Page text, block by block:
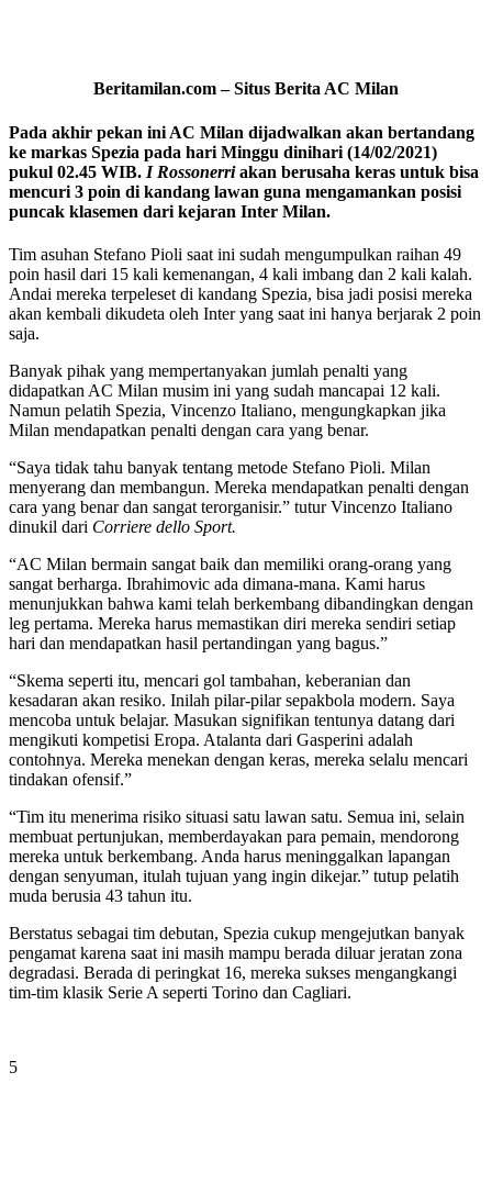
Beritamilan.com – Situs Berita AC Milan
Pada akhir pekan ini AC Milan dijadwalkan akan bertandang
ke markas Spezia pada hari Minggu dinihari (14/02/2021)
pukul 02.45 WIB. I Rossonerriakan berusaha keras untuk bisa
mencuri 3 poin di kandang lawan guna mengamankan posisi
puncak klasemen dari kejaran Inter Milan.
Tim asuhan Stefano Pioli saat ini sudah mengumpulkan raihan 49
poin hasil dari 15 kali kemenangan, 4 kali imbang dan 2 kali kalah.
Andai mereka terpeleset di kandang Spezia, bisa jadi posisi mereka
akan kembali dikudeta oleh Inter yang saat ini hanya berjarak 2 poin
saja.
Banyak pihak yang mempertanyakan jumlah penalti yang
didapatkan AC Milan musim ini yang sudah mancapai 12 kali.
Namun pelatih Spezia, Vincenzo Italiano, mengungkapkan jika
Milan mendapatkan penalti dengan cara yang benar.
“Saya tidak tahu banyak tentang metode Stefano Pioli. Milan
menyerang dan membangun. Mereka mendapatkan penalti dengan
cara yang benar dan sangat terorganisir.” tutur Vincenzo Italiano
dinukil dari Corriere dello Sport.
“AC Milan bermain sangat baik dan memiliki orang-orang yang
sangat berharga. Ibrahimovic ada dimana-mana. Kami harus
menunjukkan bahwa kami telah berkembang dibandingkan dengan
leg pertama. Mereka harus memastikan diri mereka sendiri setiap
hari dan mendapatkan hasil pertandingan yang bagus.”
“Skema seperti itu, mencari gol tambahan, keberanian dan
kesadaran akan resiko. Inilah pilar-pilar sepakbola modern. Saya
mencoba untuk belajar. Masukan signifikan tentunya datang dari
mengikuti kompetisi Eropa. Atalanta dari Gasperini adalah
contohnya. Mereka menekan dengan keras, mereka selalu mencari
tindakan ofensif.”
“Tim itu menerima risiko situasi satu lawan satu. Semua ini, selain
membuat pertunjukan, memberdayakan para pemain, mendorong
mereka untuk berkembang. Anda harus meninggalkan lapangan
dengan senyuman, itulah tujuan yang ingin dikejar.” tutup pelatih
muda berusia 43 tahun itu.
Berstatus sebagai tim debutan, Spezia cukup mengejutkan banyak
pengamat karena saat ini masih mampu berada diluar jeratan zona
degradasi. Berada di peringkat 16, mereka sukses mengangkangi
tim-tim klasik Serie A seperti Torino dan Cagliari.
5